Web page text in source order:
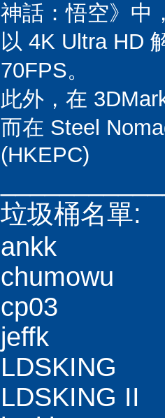
神話：悟空》中
以 4K Ultra HD
70FPS。
此外，在
而在 Steel
(HKEPC)
垃圾桶名單:
ankk
chumowu
cp03
jeffk
LDSKING
LDSKING II